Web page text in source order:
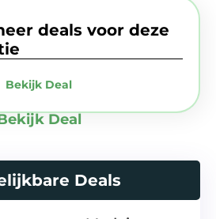
deals voor deze
Bekijk Deal
Deal
Deals